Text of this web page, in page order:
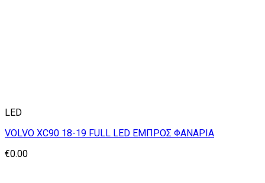
LED
VOLVO XC90 18-19 FULL LED ΕΜΠΡΟΣ ΦΑΝΑΡΙΑ
€0.00